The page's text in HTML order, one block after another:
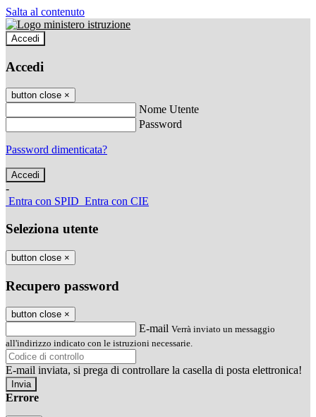
Salta al contenuto
Accedi
Accedi
button close ×
Nome Utente
Password
Password dimenticata?
-
Entra con SPID Entra con CIE
Seleziona utente
button close ×
Recupero password
button close ×
E-mail Verrà inviato un messaggio
all'indirizzo indicato con le istruzioni necessarie.
E-mail inviata, si prega di controllare la casella di posta elettronica!
Errore